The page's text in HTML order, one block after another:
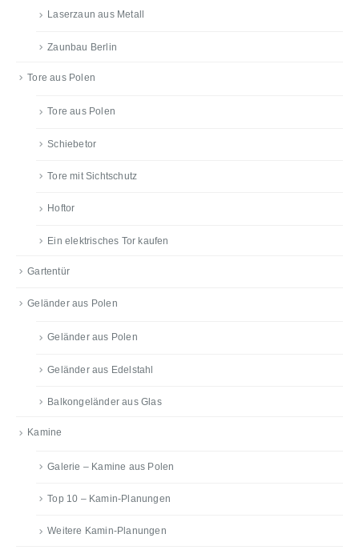
Laserzaun aus Metall
Zaunbau Berlin
Tore aus Polen
Tore aus Polen
Schiebetor
Tore mit Sichtschutz
Hoftor
Ein elektrisches Tor kaufen
Gartentür
Geländer aus Polen
Geländer aus Polen
Geländer aus Edelstahl
Balkongeländer aus Glas
Kamine
Galerie – Kamine aus Polen
Top 10 – Kamin-Planungen
Weitere Kamin-Planungen